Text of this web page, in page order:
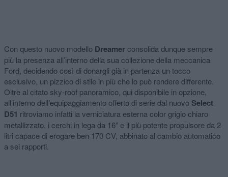
Con questo nuovo modello Dreamerconsolida dunque sempre
più la presenza all’interno della sua collezione della meccanica
Ford, decidendo così di donargli già in partenza un tocco
esclusivo, un pizzico di stile in più che lo può rendere differente.
Oltre al citato sky-roof panoramico, qui disponibile in opzione,
all’interno dell’equipaggiamento offerto di serie dal nuovo Select
D51 ritroviamo infatti la verniciatura esterna color grigio chiaro
metallizzato, i cerchi in lega da 16” e il più potente propulsore da 2
litri capace di erogare ben 170 CV, abbinato al cambio automatico
a sei rapporti.